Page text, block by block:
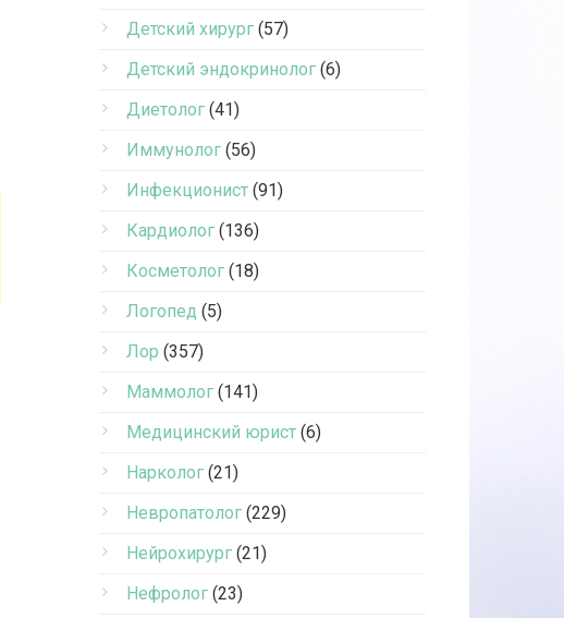
Детский хирург (57)
Детский эндокринолог (6)
Диетолог (41)
Иммунолог (56)
Инфекционист (91)
Кардиолог (136)
Косметолог (18)
Логопед (5)
Лор (357)
Маммолог (141)
Медицинский юрист (6)
Нарколог (21)
Невропатолог (229)
Нейрохирург (21)
Нефролог (23)